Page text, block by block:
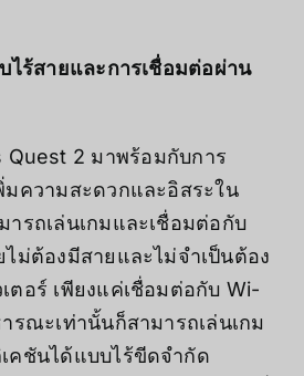
ไร้สายและการเชื่อมต่อผ่าน
2 มาพร้อมกับการ
มความสะดวกและอิสระใน
รถเล่นเกมและเชื่อมต่อกับ
ไม่ต้องมีสายและไม่จำเป็นต้อง
ตอร์ เพียงแค่เชื่อมต่อกับ Wi-
รณะเท่านั้นก็สามารถเล่นเกม
คชันได้แบบไร้ขีดจำกัด